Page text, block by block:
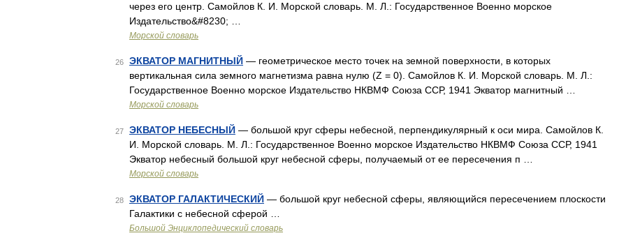
через его центр. Самойлов К. И. Морской словарь. М. Л.: Государственное Военно морское
Издательство&#8230; …
Морской словарь
26 ЭКВАТОР МАГНИТНЫЙ — геометрическое место точек на земной поверхности, в которых
вертикальная сила земного магнетизма равна нулю (Z = 0). Самойлов К. И. Морской словарь. М. Л.:
Государственное Военно морское Издательство НКВМФ Союза ССР, 1941 Экватор магнитный …
Морской словарь
27 ЭКВАТОР НЕБЕСНЫЙ — большой круг сферы небесной, перпендикулярный к оси мира. Самойлов К.
И. Морской словарь. М. Л.: Государственное Военно морское Издательство НКВМФ Союза ССР, 1941
Экватор небесный большой круг небесной сферы, получаемый от ее пересечения п …
Морской словарь
28 ЭКВАТОР ГАЛАКТИЧЕСКИЙ — большой круг небесной сферы, являющийся пересечением плоскости
Галактики с небесной сферой …
Большой Энциклопедический словарь